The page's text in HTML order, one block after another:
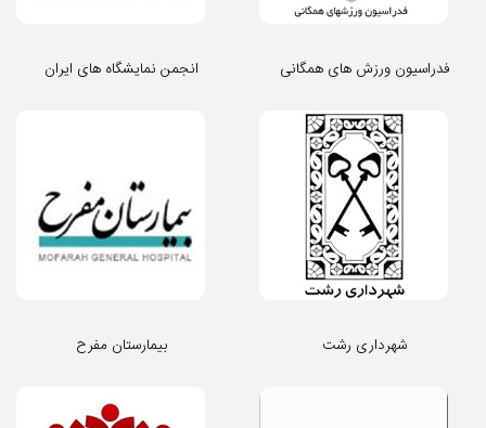
انجمن نمایشگاه های ایران فدراسیون ورزش های همگانی
بیمارستان مفرح شهرداری رشت